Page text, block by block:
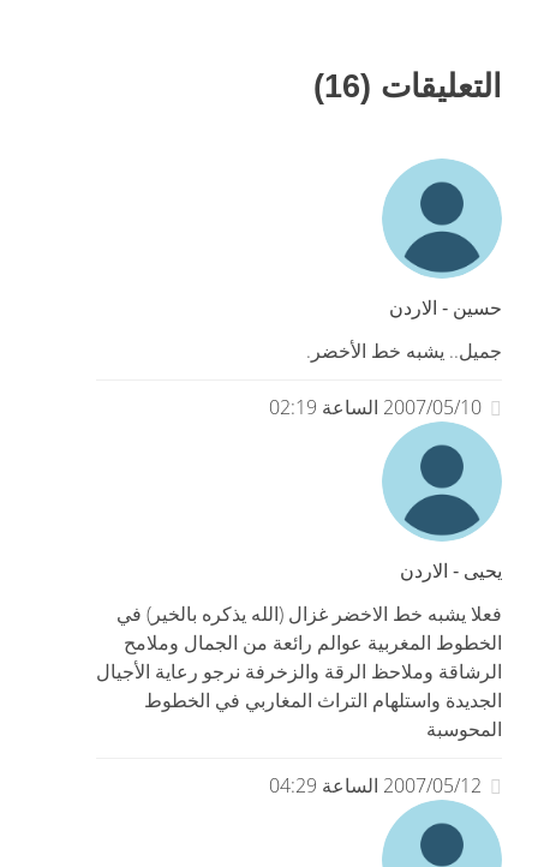
التعليقات (16)
حسين - الاردن
جميل.. يشبه خط الأخضر.
2007/05/10 الساعة 02:19
يحيى - الاردن
فعلا يشبه خط الاخضر غزال (الله يذكره بالخير) في
الخطوط المغربية عوالم رائعة من الجمال وملامح
الرشاقة وملاحظ الرقة والزخرفة نرجو رعاية الأجيال
الجديدة واستلهام التراث المغاربي في الخطوط
المحوسبة
2007/05/12 الساعة 04:29